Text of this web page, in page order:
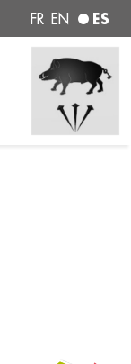
FR EN ES